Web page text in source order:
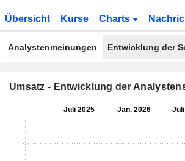
Übersicht Kurse Charts
Analystenmeinungen Entwicklung der
Umsatz - Entwicklung der